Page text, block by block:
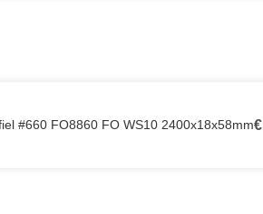
#660 FO8860 FO WS10 2400x18x58mm€